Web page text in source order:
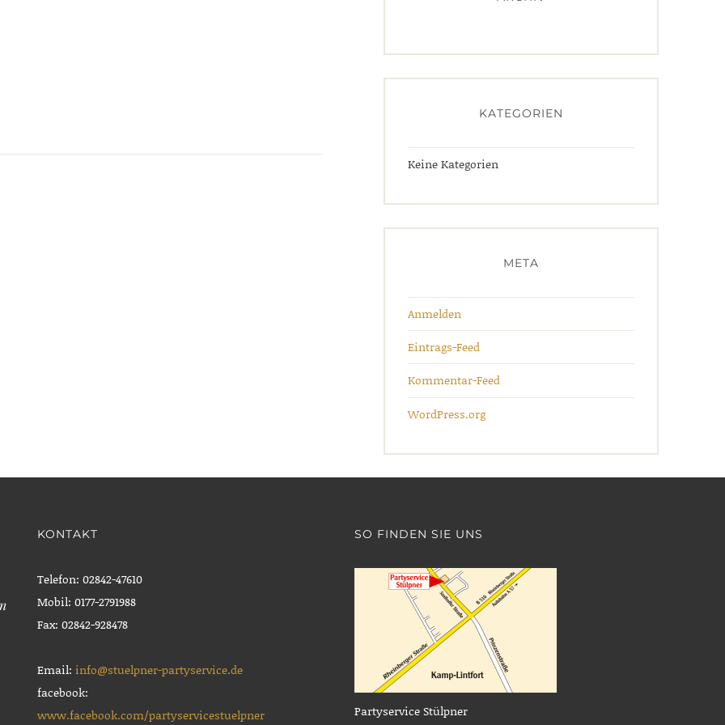
KATEGORIEN
Keine Kategorien
META
Anmelden
Eintrags-Feed
Kommentar-Feed
WordPress.org
KONTAKT
Telefon: 02842-47610
Mobil: 0177-2791988
Fax: 02842-928478
Email:info@stuelpner-partyservice.de
facebook:
www.facebook.com/partyservicestuelpner
SO FINDEN SIE UNS
Partyservice Stülpner